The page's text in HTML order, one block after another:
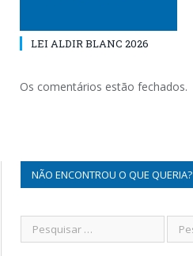
LEI ALDIR BLANC 2026
Os comentários estão fechados.
NÃO ENCONTROU O QUE QUERIA?